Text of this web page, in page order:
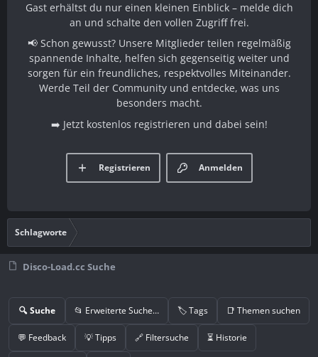
Gast erhältst du nur einen kleinen Einblick – melde dich
an und schalte den vollen Zugriff frei.
📢 Schon gewusst? Unsere Mitglieder teilen regelmäßig
spannende Inhalte, helfen sich gegenseitig weiter und
sorgen für ein freundliches, respektvolles Miteinander.
Werde Teil der Community und entdecke, was uns
besonders macht.
➡️ Jetzt kostenlos registrieren und dabei sein!
Anmelden
Registrieren
Schlagworte
Disco-Load.cc Suche
🔍 Suche 📂 Erweiterte Suche… 🏷️ Tags 📑 Themen suchen
💬 Feedback 💡 Tipps 🔗 Filtersuche ⏳ Historie